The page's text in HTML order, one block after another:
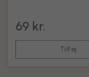
69 kr.
Tilføj